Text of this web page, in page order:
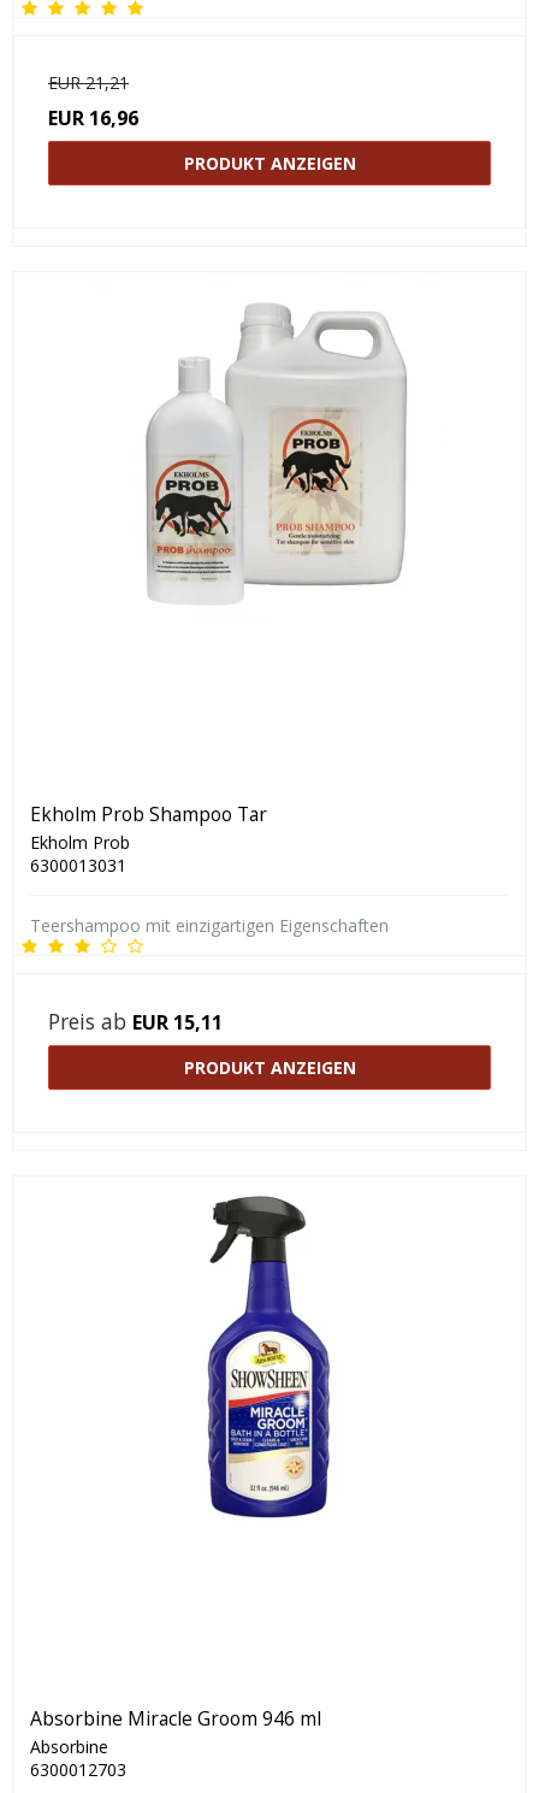
EUR 21,21
EUR 16,96
PRODUKT ANZEIGEN
Ekholm Prob Shampoo Tar
Ekholm Prob
6300013031
Teershampoo mit einzigartigen Eigenschaften
Preis ab EUR 15,11
PRODUKT ANZEIGEN
Absorbine Miracle Groom 946 ml
Absorbine
6300012703